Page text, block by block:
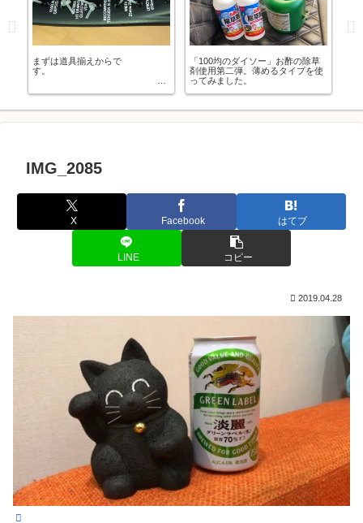
まずは道具揃えからで
す。
「100均のダイソー」お酢の除草
剤使用第二弾。薄めるタイプを使
ってみました。
IMG_2085
X Facebook はてブ
LINE コピー
2019.04.28